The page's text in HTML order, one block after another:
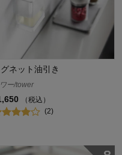
ネット油引き
ー/tower
（税込）
(2)